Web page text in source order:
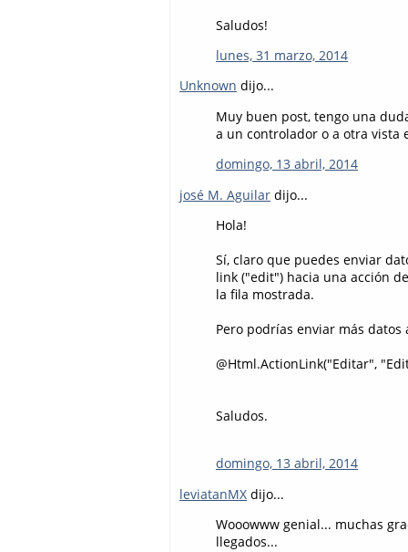
Saludos!
lunes, 31 marzo, 2014
Unknown dijo...
Muy buen post, tengo una
a un controlador o a otra vista
domingo, 13 abril, 2014
josé M. Aguilar dijo...
Hola!
Sí, claro que puedes enviar
link ("edit") hacia una acción
la fila mostrada.
Pero podrías enviar más
@Html.ActionLink("Editar",
Saludos.
domingo, 13 abril, 2014
leviatanMX dijo...
Wooowww genial... muchas
llegados...